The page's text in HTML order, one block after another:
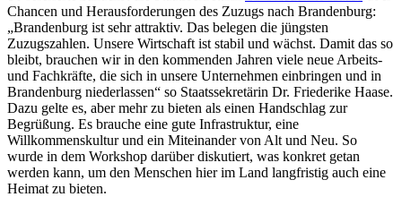
Chancen und Herausforderungen des Zuzugs nach Brandenburg:
„Brandenburg ist sehr attraktiv. Das belegen die jüngsten
Zuzugszahlen. Unsere Wirtschaft ist stabil und wächst. Damit das so
bleibt, brauchen wir in den kommenden Jahren viele neue Arbeits-
und Fachkräfte, die sich in unsere Unternehmen einbringen und in
Brandenburg niederlassen“ so Staatssekretärin Dr. Friederike Haase.
Dazu gelte es, aber mehr zu bieten als einen Handschlag zur
Begrüßung. Es brauche eine gute Infrastruktur, eine
Willkommenskultur und ein Miteinander von Alt und Neu. So
wurde in dem Workshop darüber diskutiert, was konkret getan
werden kann, um den Menschen hier im Land langfristig auch eine
Heimat zu bieten.